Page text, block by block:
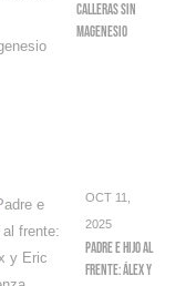
Calleras Sin
Magenesio
OCT 11,
2025
Padre E Hijo Al
Frente: Álex Y